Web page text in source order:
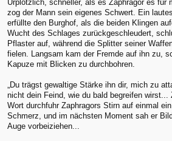
Urplötzlich, schneller, als es Zaphragor es für
zog der Mann sein eigenes Schwert. Ein
erfüllte den Burghof, als die beiden Klingen
Wucht des Schlages zurückgeschleudert,
Pflaster auf, während die Splitter seiner
fielen. Langsam kam der Fremde auf ihn zu,
Kapuze mit Blicken zu durchbohren.
„Du trägst gewaltige Stärke ihn dir, mich zu
nicht dein Feind, wie du bald begreifen wirst...
Wort durchfuhr Zaphragors Stirn auf einmal
Schmerz, und im nächsten Moment sah er
Auge vorbeiziehen...